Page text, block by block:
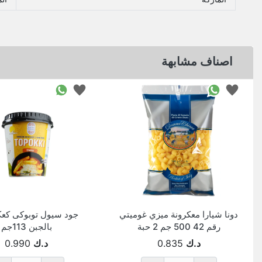
اصناف مشابهة
دونا شيارا معكرونة ميزي غوميتي
رقم 42 500 جم 2 حبة
د.ك 0.835
جود سيول توبوكى
بالجبن 113جم
د.ك 0.990